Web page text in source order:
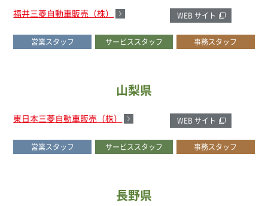
福井三菱自動車販売（株）
営業スタッフ サービススタッフ 事務スタッフ
WEB サイト
山梨県
東日本三菱自動車販売（株）
営業スタッフ サービススタッフ 事務スタッフ
WEB サイト
長野県